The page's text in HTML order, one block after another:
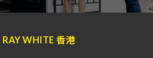
RAY WHITE 香港